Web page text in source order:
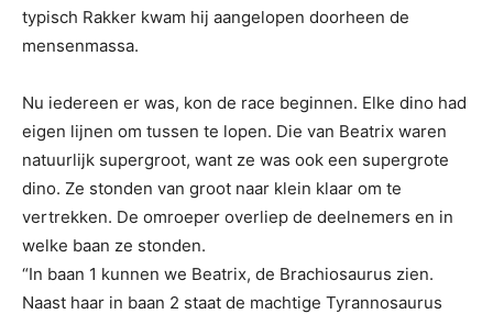
typisch Rakker kwam hij aangelopen doorheen de
mensenmassa.
Nu iedereen er was, kon de race beginnen. Elke dino had
eigen lijnen om tussen te lopen. Die van Beatrix waren
natuurlijk supergroot, want ze was ook een supergrote
dino. Ze stonden van groot naar klein klaar om te
vertrekken. De omroeper overliep de deelnemers en in
welke baan ze stonden.
“In baan 1 kunnen we Beatrix, de Brachiosaurus zien.
Naast haar in baan 2 staat de machtige Tyrannosaurus